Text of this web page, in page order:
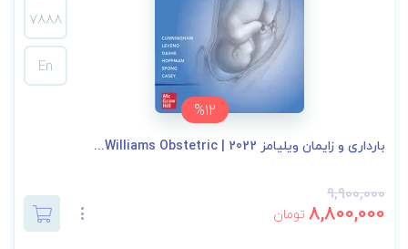
%12
7888
En
بارداری و زایمان ویلیامز 2022 | Williams Obstetric...
9,900,000
8,800,000 تومان